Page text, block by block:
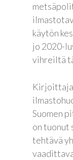
käytön
jo 2020-
vihreiltä
Suomen
on tuonut
tehtävä